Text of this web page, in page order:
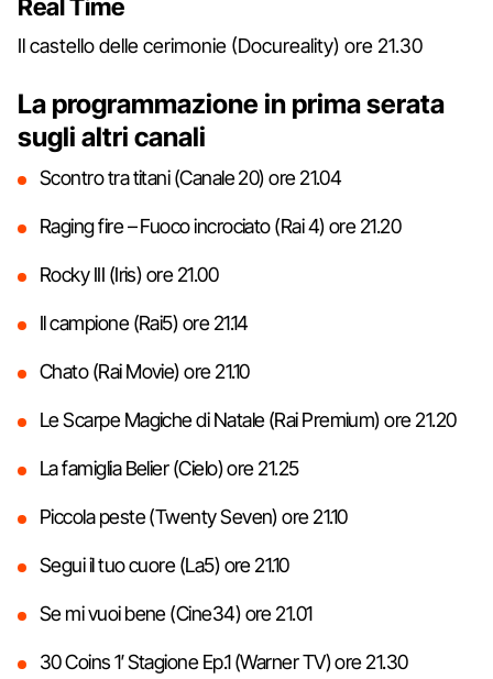
Real Time
Il castello delle cerimonie (Docureality) ore 21.30
La programmazione in prima serata
sugli altri canali
Scontro tra titani (Canale 20) ore 21.04
Raging fire – Fuoco incrociato (Rai 4) ore 21.20
Rocky III (Iris) ore 21.00
Il campione (Rai5) ore 21.14
Chato (Rai Movie) ore 21.10
Le Scarpe Magiche di Natale (Rai Premium) ore 21.20
La famiglia Belier (Cielo) ore 21.25
Piccola peste (Twenty Seven) ore 21.10
Segui il tuo cuore (La5) ore 21.10
Se mi vuoi bene (Cine34) ore 21.01
30 Coins 1′ Stagione Ep.1 (Warner TV) ore 21.30